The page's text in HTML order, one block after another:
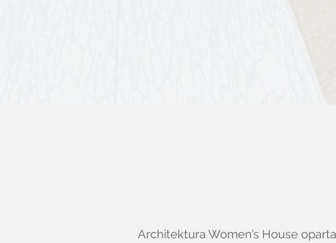
Architektura Women’s House